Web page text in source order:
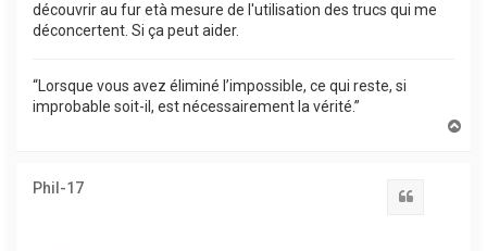
découvrir au fur età mesure de l'utilisation des trucs qui me
déconcertent. Si ça peut aider.
“Lorsque vous avez éliminé l’impossible, ce qui reste, si
improbable soit-il, est nécessairement la vérité.”
Phil-17